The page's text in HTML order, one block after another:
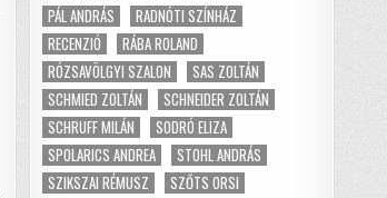
PÁL ANDRÁS
RADNÓTI SZÍNHÁZ
RECENZIÓ
RÁBA ROLAND
RÓZSAVÖLGYI SZALON
SAS ZOLTÁN
SCHMIED ZOLTÁN
SCHNEIDER ZOLTÁN
SCHRUFF MILÁN
SODRÓ ELIZA
SPOLARICS ANDREA
STOHL ANDRÁS
SZIKSZAI RÉMUSZ
SZŐTS ORSI